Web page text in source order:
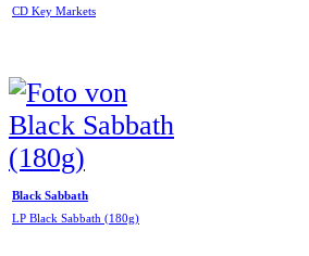
CD Key Markets
Black Sabbath
LP Black Sabbath (180g)